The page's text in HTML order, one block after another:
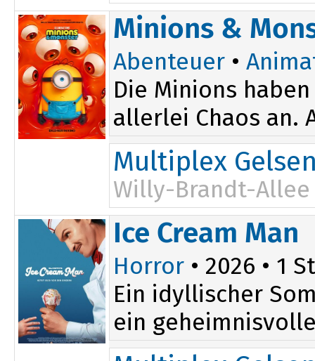
Minions &
Abenteuer •
Die Minions
allerlei Chaos an.
Multiplex
Willy-Brandt-Allee
15:00
17:00
Ice Cream Man
Horror • 2026 • 1
Ein idyllischer
ein